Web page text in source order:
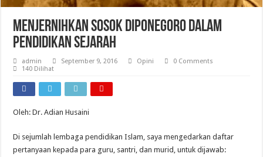
Menjernihkan Sosok Diponegoro Dalam
Pendidikan Sejarah
admin September 9, 2016 Opini
0 Comments
140 Dilihat
Oleh: Dr. Adian Husaini
Di sejumlah lembaga pendidikan Islam, saya mengedarkan daftar
pertanyaan kepada para guru, santri, dan murid, untuk dijawab: